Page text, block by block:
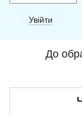
Увійти
До